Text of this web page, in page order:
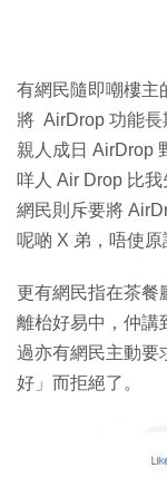
有網民隨即嘲樓主
將 AirDrop 功能長
親人成日 AirDrop
咩人 Air Drop 比
網民則斥要將
呢啲 X 弟，唔使原
更有網民指在茶餐
離枱好易中，仲講
過亦有網民主動要
好」而拒絕了。